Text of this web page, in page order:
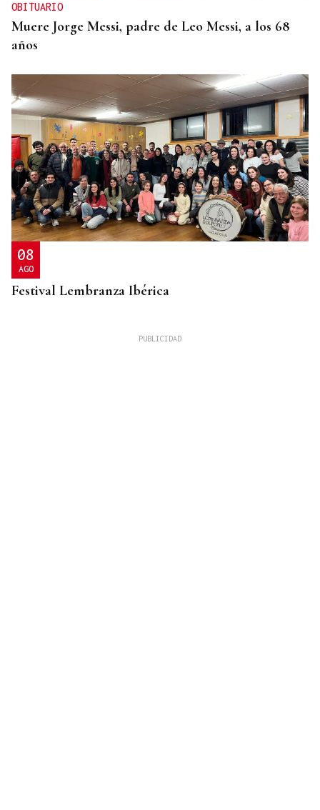
OBITUARIO
Muere Jorge Messi, padre de Leo Messi, a los 68
años
08
AGO
Festival Lembranza Ibérica